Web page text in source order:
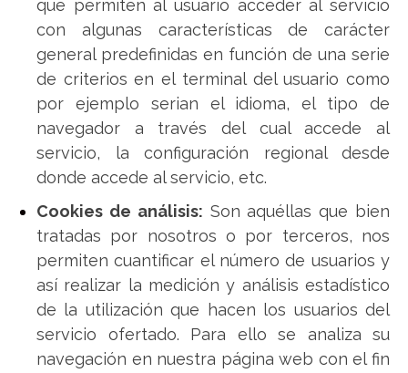
que permiten al usuario acceder al servicio
con algunas características de carácter
general predefinidas en función de una serie
de criterios en el terminal del usuario como
por ejemplo serian el idioma, el tipo de
navegador a través del cual accede al
servicio, la configuración regional desde
donde accede al servicio, etc.
Cookies de análisis: Son aquéllas que bien
tratadas por nosotros o por terceros, nos
permiten cuantificar el número de usuarios y
así realizar la medición y análisis estadístico
de la utilización que hacen los usuarios del
servicio ofertado. Para ello se analiza su
navegación en nuestra página web con el fin